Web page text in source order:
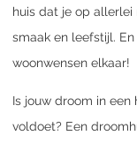
huis dat je op allerlei
smaak en leefstijl.
woonwensen elkaar!
Is jouw droom in
voldoet? Een